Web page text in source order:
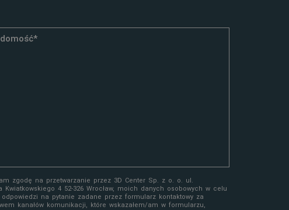
zgodę na przetwarzanie przez 3D Center Sp. z o. o. ul.
Kwiatkowskiego 4 52-326 Wrocław, moich danych osobowych w celu
na pytanie zadane przez formularz kontaktowy za
kanałów komunikacji, które wskazałem/am w formularzu,